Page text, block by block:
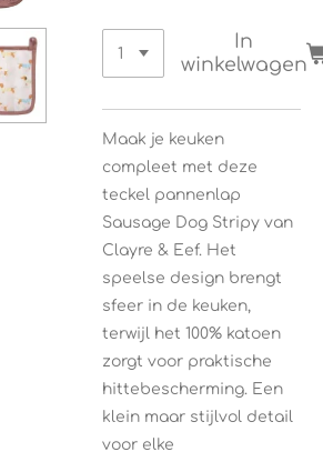
In
winkelwagen
Maak je keuken
compleet met deze
teckel pannenlap
Sausage Dog Stripy van
Clayre & Eef. Het
speelse design brengt
sfeer in de keuken,
terwijl het 100% katoen
zorgt voor praktische
hittebescherming. Een
klein maar stijlvol detail
voor elke